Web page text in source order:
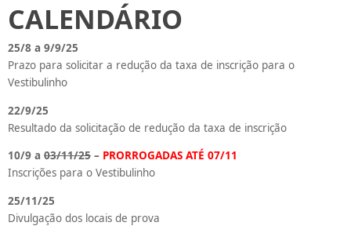
CALENDÁRIO
25/8 a 9/9/25
Prazo para solicitar a redução da taxa de inscrição para o
Vestibulinho
22/9/25
Resultado da solicitação de redução da taxa de inscrição
10/9 a 03/11/25 – PRORROGADAS ATÉ 07/11
Inscrições para o Vestibulinho
25/11/25
Divulgação dos locais de prova